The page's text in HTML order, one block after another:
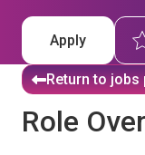
Apply
Return to jobs
Role